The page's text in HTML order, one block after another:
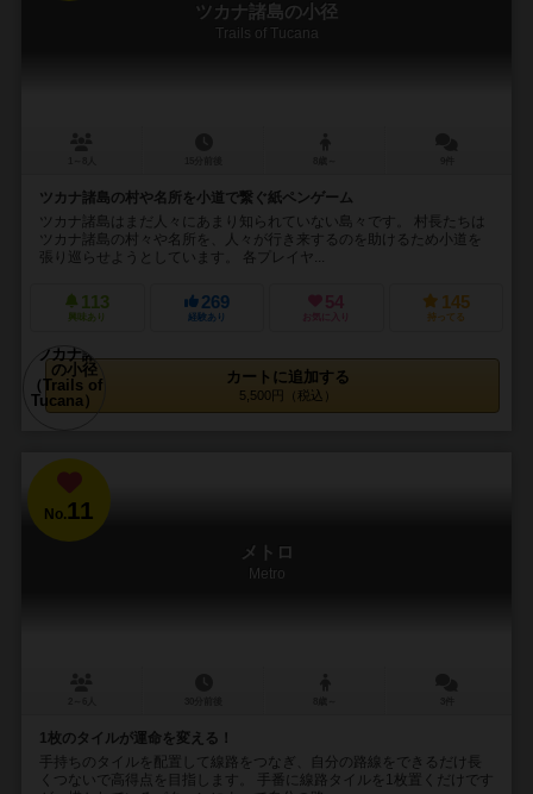
ツカナ諸島の小径
Trails of Tucana
ツカナ諸島の村や名所を小道で繋ぐ紙ペンゲーム
ツカナ諸島はまだ人々にあまり知られていない島々です。 村長たちは
ツカナ諸島の村々や名所を、人々が行き来するのを助けるため小道を
張り巡らせようとしています。 各プレイヤ...
113
興味あり
269
経験あり
54
お気に入り
145
持ってる
カートに追加する
5,500円（税込）
No.11
メトロ
Metro
1枚のタイルが運命を変える！
手持ちのタイルを配置して線路をつなぎ、自分の路線をできるだけ長
くつないで高得点を目指します。 手番に線路タイルを1枚置くだけです